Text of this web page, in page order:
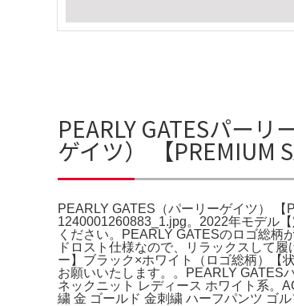
PEARLY GATESパー
ゲイツ） 【PREMIUM
PEARLY GATES（パーリーゲイツ）
1240001260883_1.jpg。2022年モデル
ください。PEARLY GATESのロゴ総柄
ドロスト仕様なので、リラックスして
ー】ブラック×ホワイト（ロゴ総柄）【
お願いいたします。。PEARLY
ネックニット レディース ホワイト系
繍 金 ゴールド 金刺繍 ハーフパンツ ゴル